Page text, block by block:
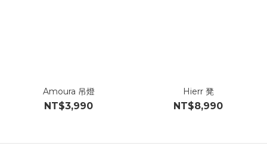
Amoura 吊燈
NT$3,990
Hierr 凳
NT$8,990